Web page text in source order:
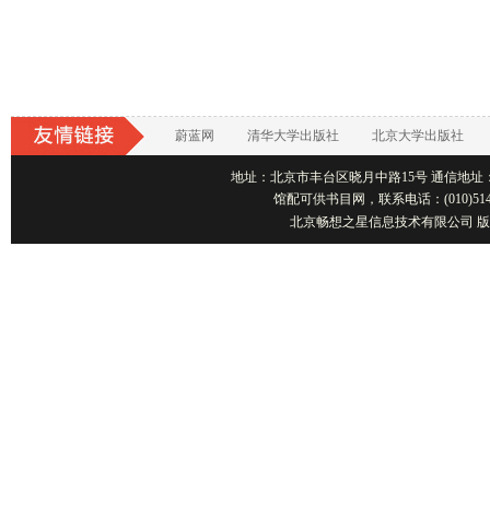
蔚蓝网 清华大学出版社 北京大学出版社
地址：北京市丰台区晓月中路15号 通信地址
馆配可供书目网，联系电话：
北京畅想之星信息技术有限公司